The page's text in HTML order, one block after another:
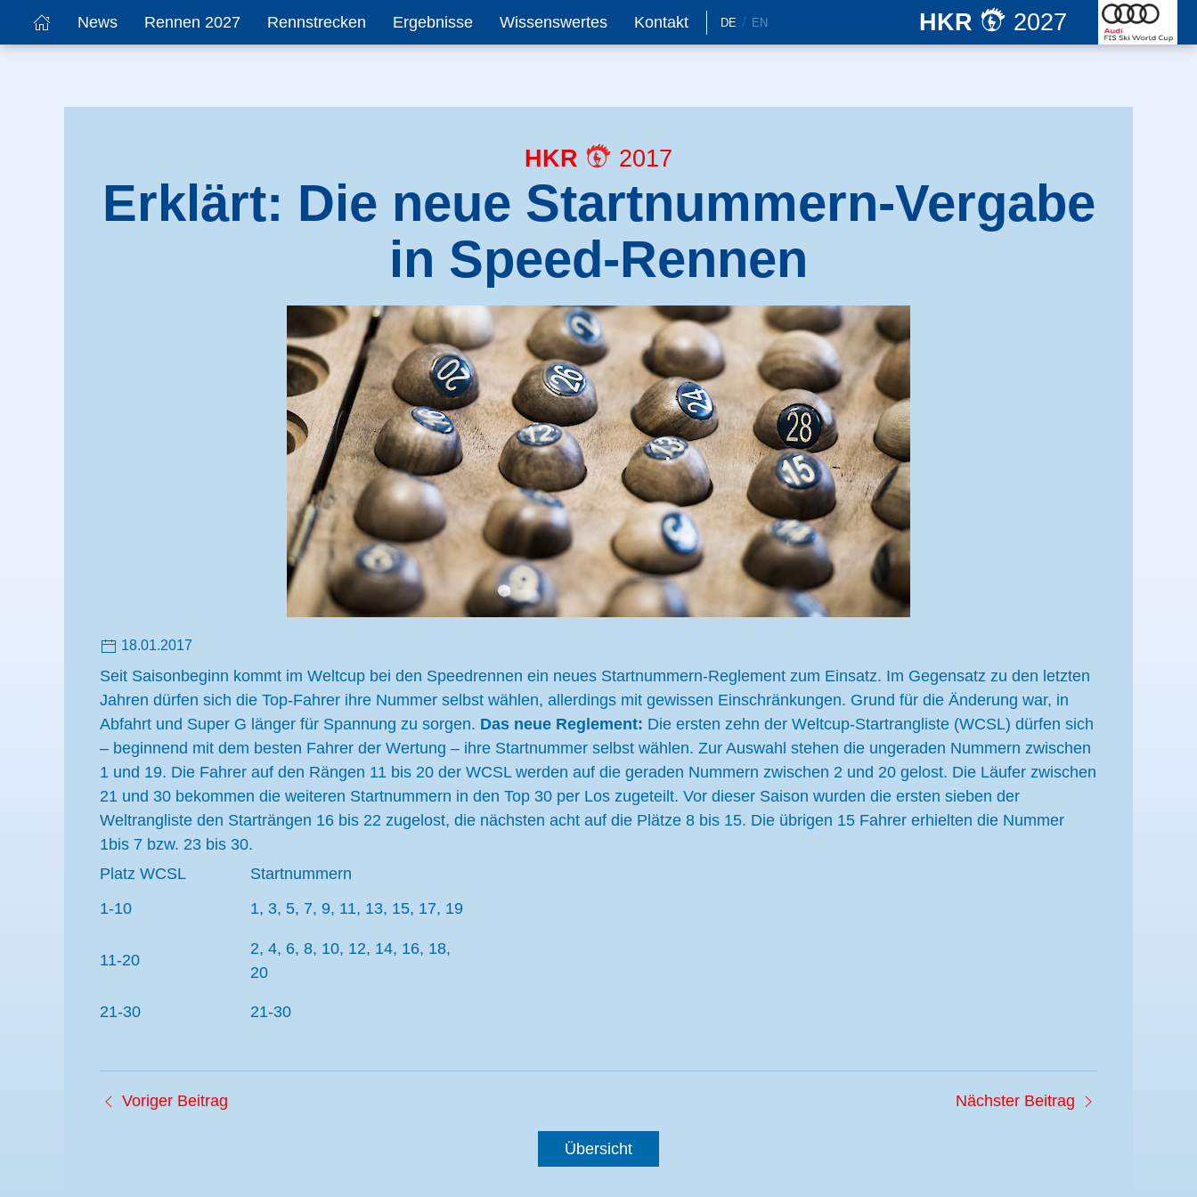
News Rennen 2027 Rennstrecken Ergebnisse Wissenswertes Kontakt DE EN HKR 2027
HKR 2017
Erklärt: Die neue Startnummern-Vergabe
in Speed-Rennen
18.01.2017
Seit Saisonbeginn kommt im Weltcup bei den Speedrennen ein neues Startnummern-Reglement zum Einsatz. Im Gegensatz zu den letzten
Jahren dürfen sich die Top-Fahrer ihre Nummer selbst wählen, allerdings mit gewissen Einschränkungen. Grund für die Änderung war, in
Abfahrt und Super G länger für Spannung zu sorgen. Das neue Reglement: Die ersten zehn der Weltcup-Startrangliste (WCSL) dürfen sich
– beginnend mit dem besten Fahrer der Wertung – ihre Startnummer selbst wählen. Zur Auswahl stehen die ungeraden Nummern zwischen
1 und 19. Die Fahrer auf den Rängen 11 bis 20 der WCSL werden auf die geraden Nummern zwischen 2 und 20 gelost. Die Läufer zwischen
21 und 30 bekommen die weiteren Startnummern in den Top 30 per Los zugeteilt. Vor dieser Saison wurden die ersten sieben der
Weltrangliste den Starträngen 16 bis 22 zugelost, die nächsten acht auf die Plätze 8 bis 15. Die übrigen 15 Fahrer erhielten die Nummer
1bis 7 bzw. 23 bis 30.
Platz WCSL
Startnummern
1-10
1, 3, 5, 7, 9, 11, 13, 15, 17, 19
11-20
2, 4, 6, 8, 10, 12, 14, 16, 18,
20
21-30 21-30
Voriger Beitrag Nächster Beitrag
Übersicht